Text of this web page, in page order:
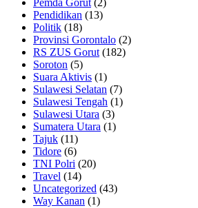
Pemda Gorut (2)
Pendidikan (13)
Politik (18)
Provinsi Gorontalo (2)
RS ZUS Gorut (182)
Soroton (5)
Suara Aktivis (1)
Sulawesi Selatan (7)
Sulawesi Tengah (1)
Sulawesi Utara (3)
Sumatera Utara (1)
Tajuk (11)
Tidore (6)
TNI Polri (20)
Travel (14)
Uncategorized (43)
Way Kanan (1)